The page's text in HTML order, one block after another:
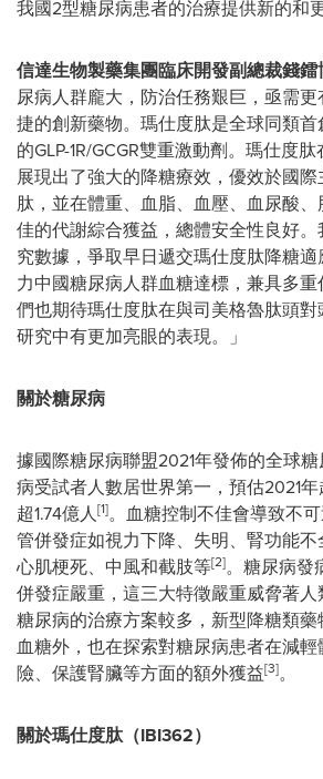
我國2型糖尿病患者的治療提供新的和
信達生物製藥集團臨床開發副總裁錢鐳
尿病人群龐大，防治任務艱巨，亟需
捷的創新藥物。瑪仕度肽是全球同類
的GLP-1R/GCGR雙重激動劑。瑪仕度
展現出了強大的降糖療效，優效於國
肽，並在體重、血脂、血壓、血尿酸
佳的代謝綜合獲益，總體安全性良好
究數據，爭取早日遞交瑪仕度肽降糖
力中國糖尿病人群血糖達標，兼具多
們也期待瑪仕度肽在與司美格魯肽頭對
研究中有更加亮眼的表現。」
關於糖尿病
據國際糖尿病聯盟2021年發佈的全球
病受試者人數居世界第一，預估2021
超1.74億人[1]。血糖控制不佳會導致不
管併發症如視力下降、失明、腎功能不
心肌梗死、中風和截肢等[2]。糖尿病發
併發症嚴重，這三大特徵嚴重威脅著
糖尿病的治療方案較多，新型降糖類
血糖外，也在探索對糖尿病患者在減
險、保護腎臟等方面的額外獲益[3]。
關於瑪仕度肽（IBI362）